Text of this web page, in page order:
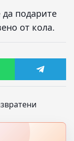
подарите
от кола.